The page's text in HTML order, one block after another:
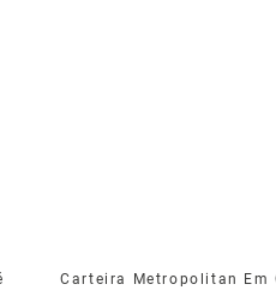
Carteira Metropolitan Em